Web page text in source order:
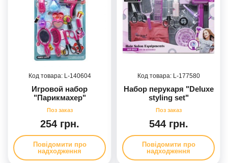
140604
Игровой набор
"Парикмахер"
254 грн.
Повідомити про
надходження
177580
Набор перукаря "Deluxe
styling set"
544 грн.
Повідомити про
надходження